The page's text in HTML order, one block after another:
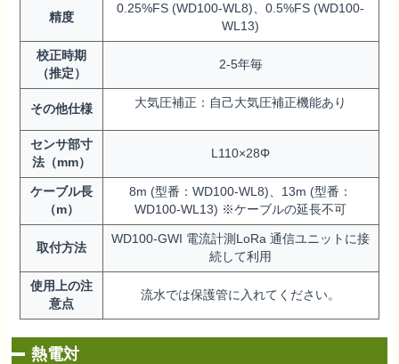
精度
0.25%FS (WD100-WL8)、0.5%FS (WD100-
WL13)
校正時期
（推定）
2-5年毎
その他仕様 大気圧補正：自己大気圧補正機能あり
センサ部寸
法（mm）
L110×28Φ
ケーブル長
（m）
8m (型番：WD100-WL8)、13m (型番：
WD100-WL13) ※ケーブルの延長不可
取付方法
WD100-GWI 電流計測LoRa 通信ユニットに接
続して利用
使用上の注
意点
流水では保護管に入れてください。
熱電対